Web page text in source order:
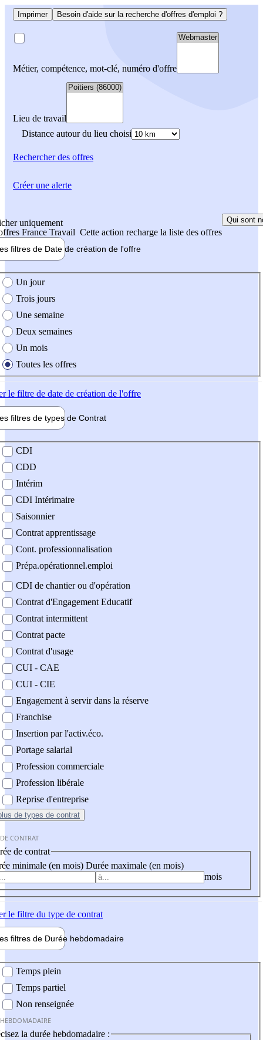
Imprimer Besoin d'aide sur la recherche d'offres d'emploi ?
Métier, compétence, mot-clé, numéro d'offre
Lieu de travail
Distance autour du lieu choisi
Rechercherdes offres
uniquement
France Travail Cette action recharge la liste des offres
Qui sont
filtres de Date de création de l'offre
création de l'offre
Un jour
Trois jours
Une semaine
Deux semaines
Un mois
Toutes les offres
le filtre de date de création de l'offre
filtres de types de Contrat
contrat
CDI
CDD
Intérim
CDI Intérimaire
Saisonnier
Contrat apprentissage
Cont. professionnalisation
Prépa.opérationnel.emploi
CDI de chantier ou d'opération
Contrat d'Engagement Educatif
Contrat intermittent
Contrat pacte
Contrat d'usage
CUI - CAE
CUI - CIE
Engagement à servir dans la réserve
Franchise
Insertion par l'activ.éco.
Portage salarial
Profession commerciale
Profession libérale
Reprise d'entreprise
de types de contrat
CONTRAT
de contrat
minimale (en mois) Durée maximale (en mois)
mois
le filtre du type de contrat
filtres de Durée hebdomadaire
Temps plein
Temps partiel
Non renseignée
la durée hebdomadaire :
Créer une alerte